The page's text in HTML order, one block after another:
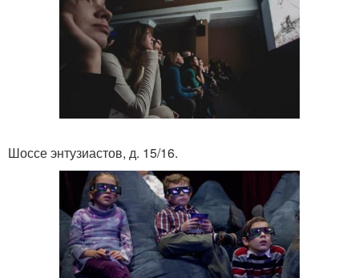
Шоссе энтузиастов, д. 15/16.